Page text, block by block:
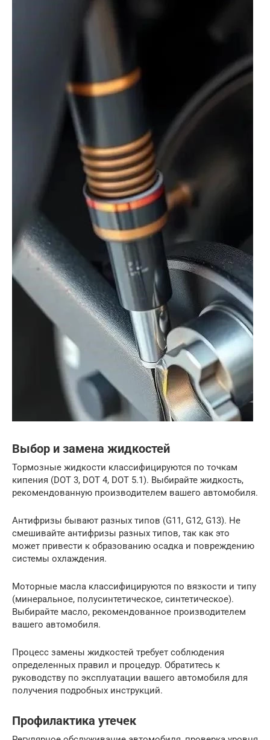
Выбор и замена жидкостей
Тормозные жидкости классифицируются по точкам
кипения (DOT 3, DOT 4, DOT 5.1). Выбирайте жидкость,
рекомендованную производителем вашего автомобиля.
Антифризы бывают разных типов (G11, G12, G13). Не
смешивайте антифризы разных типов, так как это
может привести к образованию осадка и повреждению
системы охлаждения.
Моторные масла классифицируются по вязкости и типу
(минеральное, полусинтетическое, синтетическое).
Выбирайте масло, рекомендованное производителем
вашего автомобиля.
Процесс замены жидкостей требует соблюдения
определенных правил и процедур. Обратитесь к
руководству по эксплуатации вашего автомобиля для
получения подробных инструкций.
Профилактика утечек